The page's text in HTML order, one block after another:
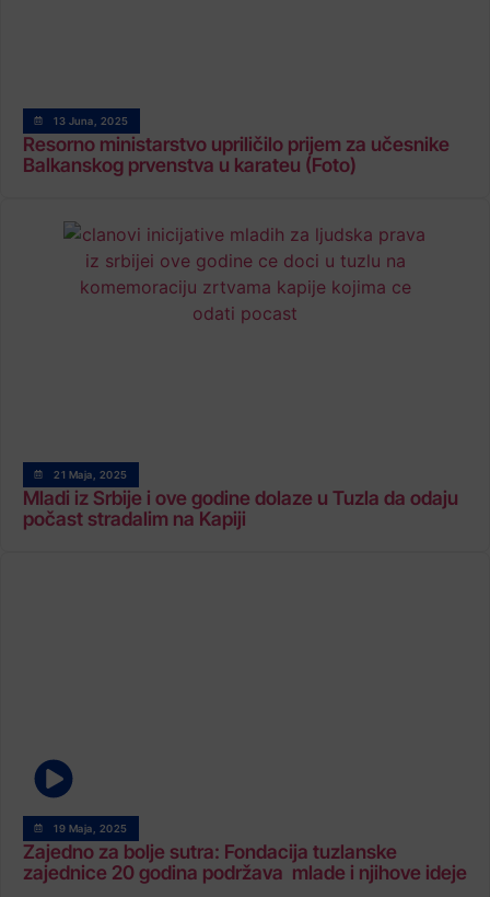
13 Juna, 2025
Resorno ministarstvo upriličilo prijem za učesnike
Balkanskog prvenstva u karateu (Foto)
21 Maja, 2025
Mladi iz Srbije i ove godine dolaze u Tuzla da odaju
počast stradalim na Kapiji
19 Maja, 2025
Zajedno za bolje sutra: Fondacija tuzlanske
zajednice 20 godina podržava mlade i njihove ideje